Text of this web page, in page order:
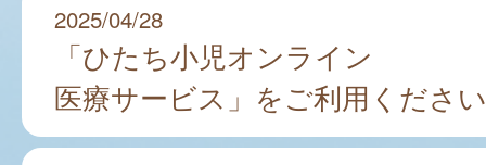
2025/04/28
「ひたち小児オンライン
医療サービス」をご利用くださ